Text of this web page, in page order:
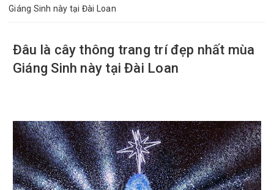
Giáng Sinh này tại Đài Loan
Đâu là cây thông trang trí đẹp nhất mùa
Giáng Sinh này tại Đài Loan